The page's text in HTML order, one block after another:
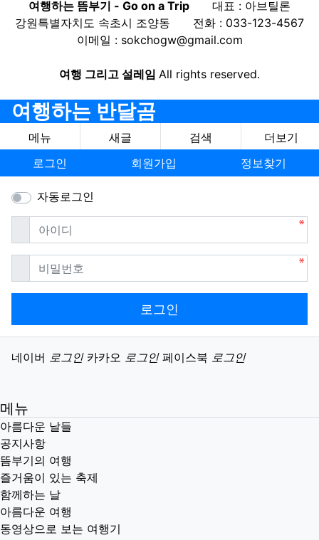
여행하는 뜸부기 - Go on a Trip
대표 : 아브틸론
강원특별자치도 속초시 조양동
전화 : 033-123-4567
이메일 : sokchogw@gmail.com
여행 그리고 설레임 All rights reserved.
여행하는 반달곰
메뉴 새글 검색
더보기
로그인
회원가입 정보찾기
자동로그인
아이디필수
비밀번호필수
로그인
소셜계정으로 로그인
네이버 로그인 카카오 로그인 페이스북 로그인
메뉴
아름다운 날들
공지사항
뜸부기의 여행
즐거움이 있는 축제
함께하는 날
아름다운 여행
동영상으로 보는 여행기